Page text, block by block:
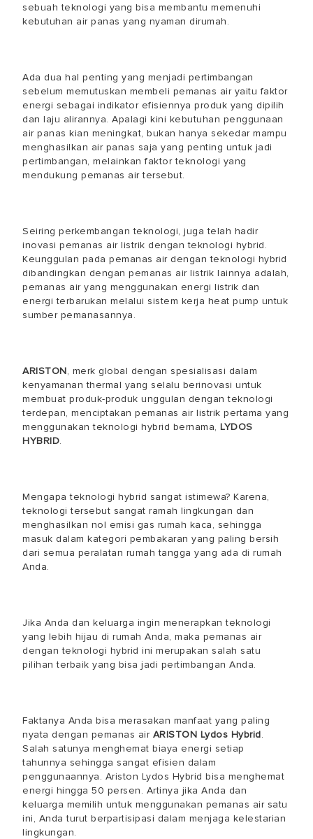
sebuah teknologi yang bisa membantu memenuhi
kebutuhan air panas yang nyaman dirumah.
Ada dua hal penting yang menjadi pertimbangan
sebelum memutuskan membeli pemanas air yaitu faktor
energi sebagai indikator efisiennya produk yang dipilih
dan laju alirannya. Apalagi kini kebutuhan penggunaan
air panas kian meningkat, bukan hanya sekedar mampu
menghasilkan air panas saja yang penting untuk jadi
pertimbangan, melainkan faktor teknologi yang
mendukung pemanas air tersebut.
Seiring perkembangan teknologi, juga telah hadir
inovasi pemanas air listrik dengan teknologi hybrid.
Keunggulan pada pemanas air dengan teknologi hybrid
dibandingkan dengan pemanas air listrik lainnya adalah,
pemanas air yang menggunakan energi listrik dan
energi terbarukan melalui sistem kerja heat pump untuk
sumber pemanasannya.
ARISTON, merk global dengan spesialisasi dalam
kenyamanan thermal yang selalu berinovasi untuk
membuat produk-produk unggulan dengan teknologi
terdepan, menciptakan pemanas air listrik pertama yang
menggunakan teknologi hybrid bernama, LYDOS
HYBRID.
Mengapa teknologi hybrid sangat istimewa? Karena,
teknologi tersebut sangat ramah lingkungan dan
menghasilkan nol emisi gas rumah kaca, sehingga
masuk dalam kategori pembakaran yang paling bersih
dari semua peralatan rumah tangga yang ada di rumah
Anda.
Jika Anda dan keluarga ingin menerapkan teknologi
yang lebih hijau di rumah Anda, maka pemanas air
dengan teknologi hybrid ini merupakan salah satu
pilihan terbaik yang bisa jadi pertimbangan Anda.
Faktanya Anda bisa merasakan manfaat yang paling
nyata dengan pemanas air ARISTON Lydos Hybrid.
Salah satunya menghemat biaya energi setiap
tahunnya sehingga sangat efisien dalam
penggunaannya. Ariston Lydos Hybrid bisa menghemat
energi hingga 50 persen. Artinya jika Anda dan
keluarga memilih untuk menggunakan pemanas air satu
ini, Anda turut berpartisipasi dalam menjaga kelestarian
lingkungan.